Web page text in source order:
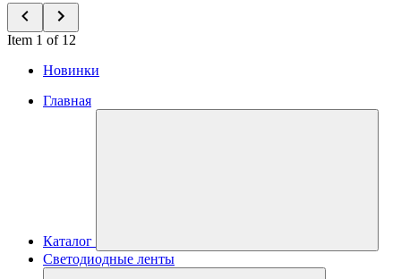
Item 1 of 12
Новинки
Главная
Каталог
Светодиодные ленты